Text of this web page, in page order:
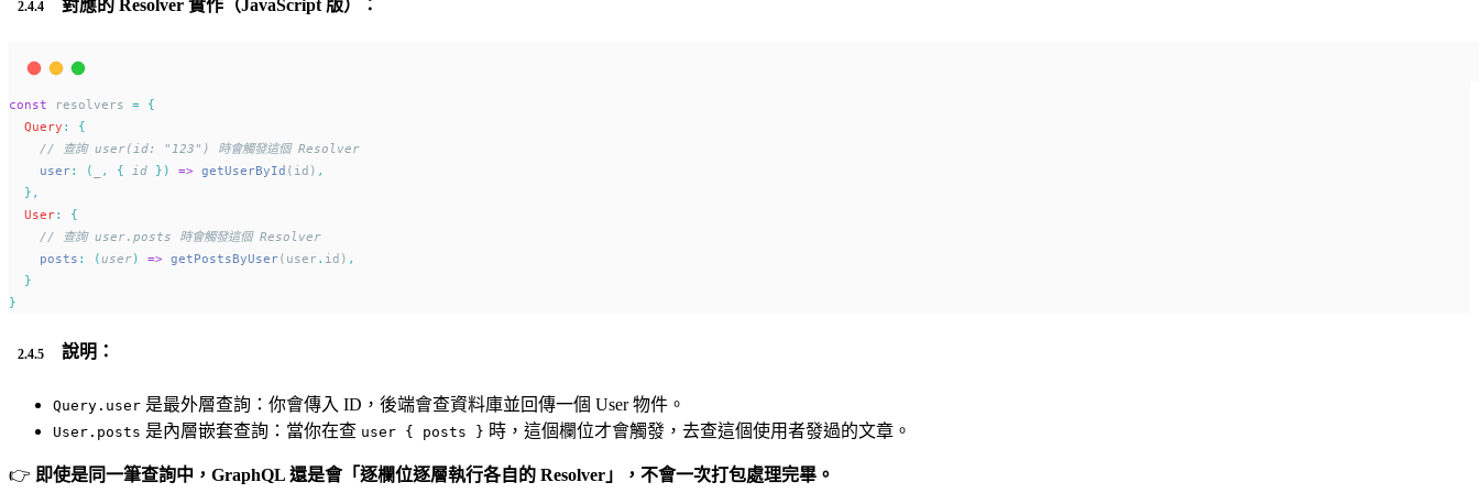
對應的 Resolver 實作（JavaScript 版）：
const resolvers = {
Query :
{
// 查詢 user(id: "123") 時會觸發這個 Resolver
user: ( , { id }) => getUserById (id) ,
},
User:
{
// 查詢 user.posts 時會觸發這個 Resolver
posts : (user) => getPostsByUser(user . id) ,
}
}
說明：
Query.user 是最外層查詢：你會傳入 ID，後端會查資料庫並回傳一個 User 物件。
User.posts 是內層嵌套查詢：當你在查 user { posts } 時，這個欄位才會觸發，去查這個使用者發過的文章。
👉 即使是同一筆查詢中，GraphQL 還是會「逐欄位逐層執行各自的 Resolver」，不會一次打包處理完畢。